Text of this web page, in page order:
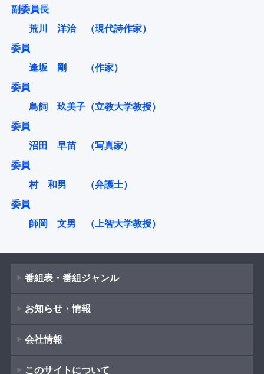
副委員長
荒川 洋治 （現代詩作家）
委員
逢坂 剛 （作家）
委員
鳥飼 玖美子（立教大学教授）
委員
沼田 早苗 （写真家）
委員
村 和男 （弁護士）
委員
師岡 文男 （上智大学教授）
番組表・番組ジャンル
番組表
番組ジャンル
ドラマ
お知らせ・情報
新着情報
お知らせ
会社情報
会社概要
このサイトについて